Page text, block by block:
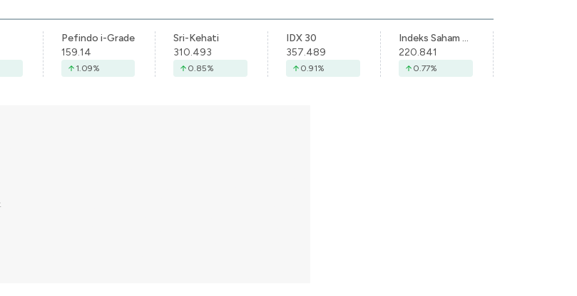
Pefindo i-Grade
159.14
1.09%
Sri-Kehati
310.493
0.85%
IDX 30
357.489
0.91%
Indeks Saham Syariah Indonesia
220.841
0.77%